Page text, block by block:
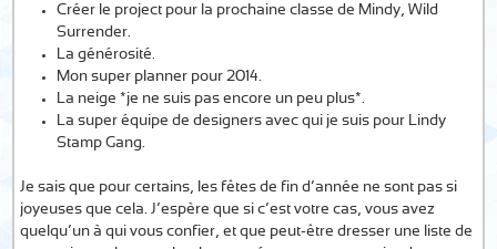
Créer le project pour la prochaine classe de Mindy, Wild
Surrender.
La générosité.
Mon super planner pour 2014.
La neige *je ne suis pas encore un peu plus*.
La super équipe de designers avec qui je suis pour Lindy
Stamp Gang.
Je sais que pour certains, les fêtes de fin d’année ne sont pas si
joyeuses que cela. J’espère que si c’est votre cas, vous avez
quelqu’un à qui vous confier, et que peut-être dresser une liste de